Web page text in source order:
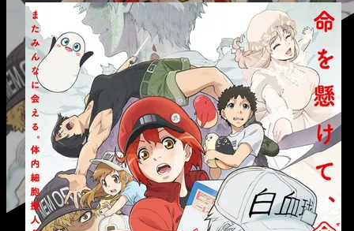
INTERVIEWS
RECRUIT
- 募集職種
- クリエイター